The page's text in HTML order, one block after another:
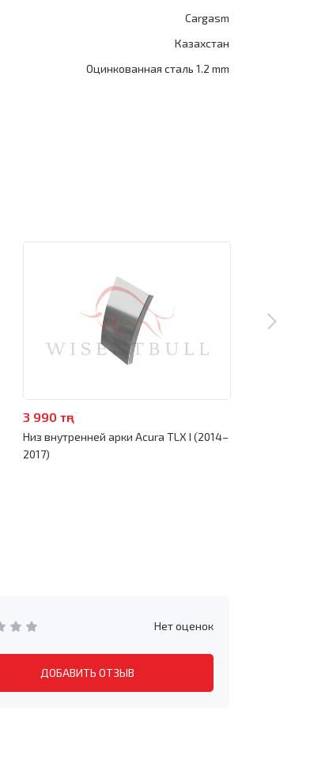
Cargasm
Казахстан
Оцинкованная сталь 1.2 mm
3 990 тңг
Низ внутренней арки Acura TLX I (2014–
2017)
Нет оценок
ДОБАВИТЬ ОТЗЫВ